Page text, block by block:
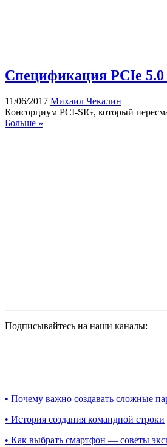
Спецификация PCIe 5.0
11/06/2017 Михаил Чекалин
Консорциум PCI-SIG, который
Больше »
Подписывайтесь на наши каналы:
• Почему важно создавать сложные
• История создания командной строки
• Как выбрать смартфон — советы